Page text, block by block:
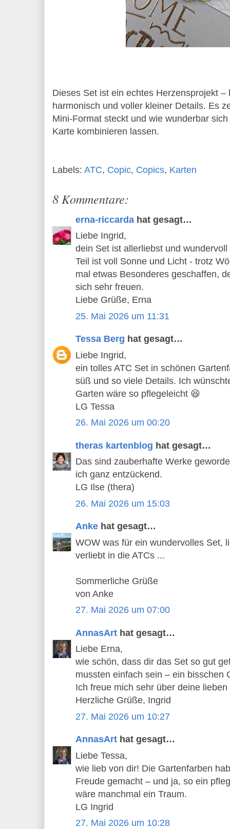
Dieses Set ist ein echtes Herzensprojekt
harmonisch und voller kleiner Details. Es
Mini‑Format steckt und wie wunderbar
Karte kombinieren lassen.
Labels: ATC, Copic, Copics, Karten
8 Kommentare:
erna-riccarda hat gesagt…
Liebe Ingrid,
dein Set ist allerliebst und
Teil ist voll Sonne und Licht - trotz
mal etwas Besonderes geschaffen,
sich sehr freuen.
Liebe Grüße, Erna
25. Mai 2026 um 11:31
Tessa Berg hat gesagt…
Liebe Ingrid,
ein tolles ATC Set in schönen
süß und so viele Details. Ich
Garten wäre so pflegeleicht 😆
LG Tessa
26. Mai 2026 um 00:20
theras kartenblog hat gesagt…
Das sind zauberhafte Werke
ich ganz entzückend.
LG Ilse (thera)
26. Mai 2026 um 15:03
Anke hat gesagt…
WOW was für ein wundervolles Set,
verliebt in die ATCs ...
Sommerliche Grüße
von Anke
27. Mai 2026 um 07:00
AnnasArt hat gesagt…
Liebe Erna,
wie schön, dass dir das Set so gut
mussten einfach sein – ein bisschen
Ich freue mich sehr über deine lieben
Herzliche Grüße, Ingrid
27. Mai 2026 um 10:27
AnnasArt hat gesagt…
Liebe Tessa,
wie lieb von dir! Die Gartenfarben
Freude gemacht – und ja, so ein
wäre manchmal ein Traum.
LG Ingrid
27. Mai 2026 um 10:28